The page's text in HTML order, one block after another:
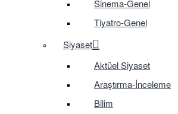
Sinema-Genel
Tiyatro-Genel
Siyaset
Aktüel Siyaset
Araştırma-İnceleme
Bilim